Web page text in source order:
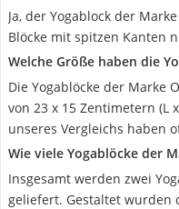
Ja, der Yogablock der
Blöcke mit spitzen Kanten
Welche Größe haben die
Die Yogablöcke der Marke
von 23 x 15 Zentimetern (L
unseres Vergleichs haben
Wie viele Yogablöcke der
Insgesamt werden zwei
geliefert. Gestaltet wurden